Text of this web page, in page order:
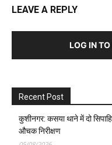
LEAVE A REPLY
LOG IN
Recent Post
कुशीनगर: कसया थाने में दो
औचक निरीक्षण